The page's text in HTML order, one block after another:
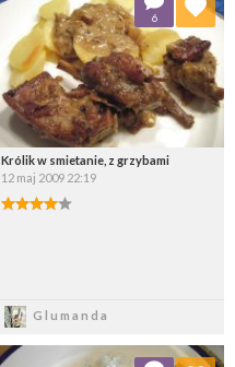
Królik w smietanie, z grzybami
12 maj 2009 22:19
Glumanda
6
Wybierz listę:
Dodaj do ulubionych